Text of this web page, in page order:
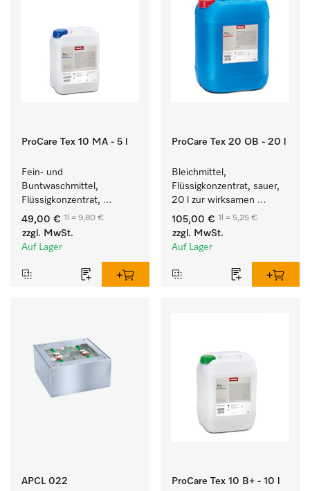
ProCare Tex 10 MA - 5 l
Fein- und
Buntwaschmittel,
Flüssigkonzentrat,
mildalkalisch, 5 l zur
Reinigung von
Buntwäsche und
49,00 € 1l = 9,80 €
zzgl. MwSt.
Auf Lager
ProCare Tex 20 OB - 20 l
Bleichmittel,
Flüssigkonzentrat, sauer,
20 l zur wirksamen
Entfernung von
hartnäckigen Flecken.
105,00 € 1l = 5,25 €
zzgl. MwSt.
Auf Lager
APCL 022 ProCare Tex 10 B+ - 10 l